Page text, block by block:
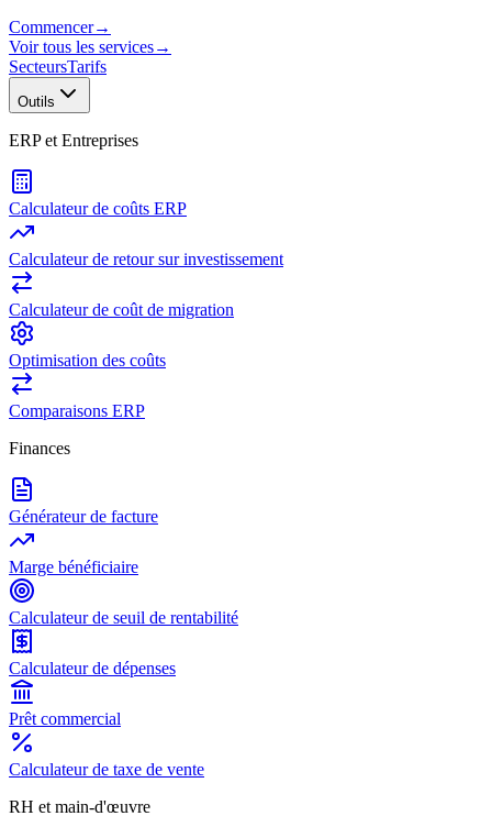
Commencer→
Voir tous les services→
SecteursTarifs
Outils
ERP et Entreprises
Calculateur de coûts ERP
Calculateur de retour sur investissement
Calculateur de coût de migration
Optimisation des coûts
Comparaisons ERP
Finances
Générateur de facture
Marge bénéficiaire
Calculateur de seuil de rentabilité
Calculateur de dépenses
Prêt commercial
Calculateur de taxe de vente
RH et main-d'œuvre